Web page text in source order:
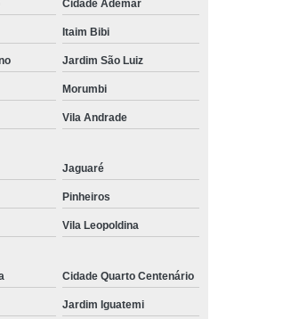
Piscina 3 em 1
Piscina Muito Suja
Produtos para Piscina
Produto para Piscina 3 em 1
Piscina Verde
para Piscinas
Piscina de Alvenaria
Piscina de Vinil
Reparo Filtro de Piscina
para Filtro de Piscina
Cidade Ademar
Itaim Bibi
Jardim São Luiz
Morumbi
Vila Andrade
Jaguaré
Pinheiros
Vila Leopoldina
Cidade Quarto Centenário
Jardim Iguatemi